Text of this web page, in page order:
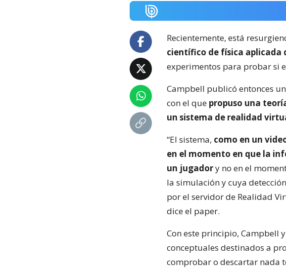
Recientemente, está
científico de física aplicada
experimentos para probar si
Campbell publicó entonces
con el que propuso una
un sistema de realidad
“El sistema, como en un
en el momento en que la
un jugadory no en el
la simulación y cuya
por el servidor de Realidad
dice el paper.
Con este principio, Campbell
conceptuales destinados a
comprobar o descartar nada